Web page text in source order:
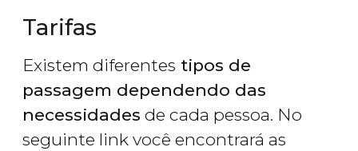
Tarifas
Existem diferentes tipos de
passagem dependendo das
necessidades de cada pessoa. No
seguinte link você encontrará as